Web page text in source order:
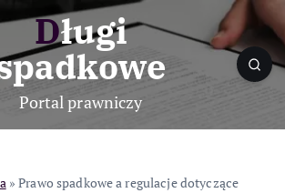
Długi
Portal prawniczy
»Prawo spadkowe a regulacje dotyczące